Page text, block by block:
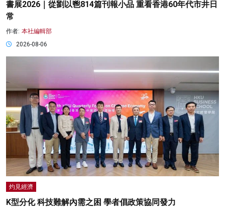
書展2026｜從劉以鬯814篇刊報小品 重看香港60年代市井日
常
作者: 本社編輯部
2026-08-06
灼見經濟
K型分化 科技難解內需之困 學者倡政策協同發力